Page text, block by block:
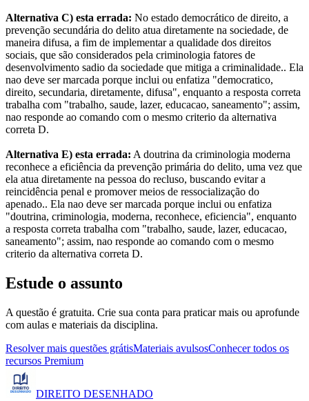
Alternativa C) esta errada: No estado democrático de direito, a
prevenção secundária do delito atua diretamente na sociedade, de
maneira difusa, a fim de implementar a qualidade dos direitos
sociais, que são considerados pela criminologia fatores de
desenvolvimento sadio da sociedade que mitiga a criminalidade.. Ela
nao deve ser marcada porque inclui ou enfatiza "democratico,
direito, secundaria, diretamente, difusa", enquanto a resposta correta
trabalha com "trabalho, saude, lazer, educacao, saneamento"; assim,
nao responde ao comando com o mesmo criterio da alternativa
correta D.
Alternativa E) esta errada: A doutrina da criminologia moderna
reconhece a eficiência da prevenção primária do delito, uma vez que
ela atua diretamente na pessoa do recluso, buscando evitar a
reincidência penal e promover meios de ressocialização do
apenado.. Ela nao deve ser marcada porque inclui ou enfatiza
"doutrina, criminologia, moderna, reconhece, eficiencia", enquanto
a resposta correta trabalha com "trabalho, saude, lazer, educacao,
saneamento"; assim, nao responde ao comando com o mesmo
criterio da alternativa correta D.
Estude o assunto
A questão é gratuita. Crie sua conta para praticar mais ou aprofunde
com aulas e materiais da disciplina.
Resolver mais questões grátisMateriais avulsosConhecer todos os
recursos Premium
DIREITO DESENHADO